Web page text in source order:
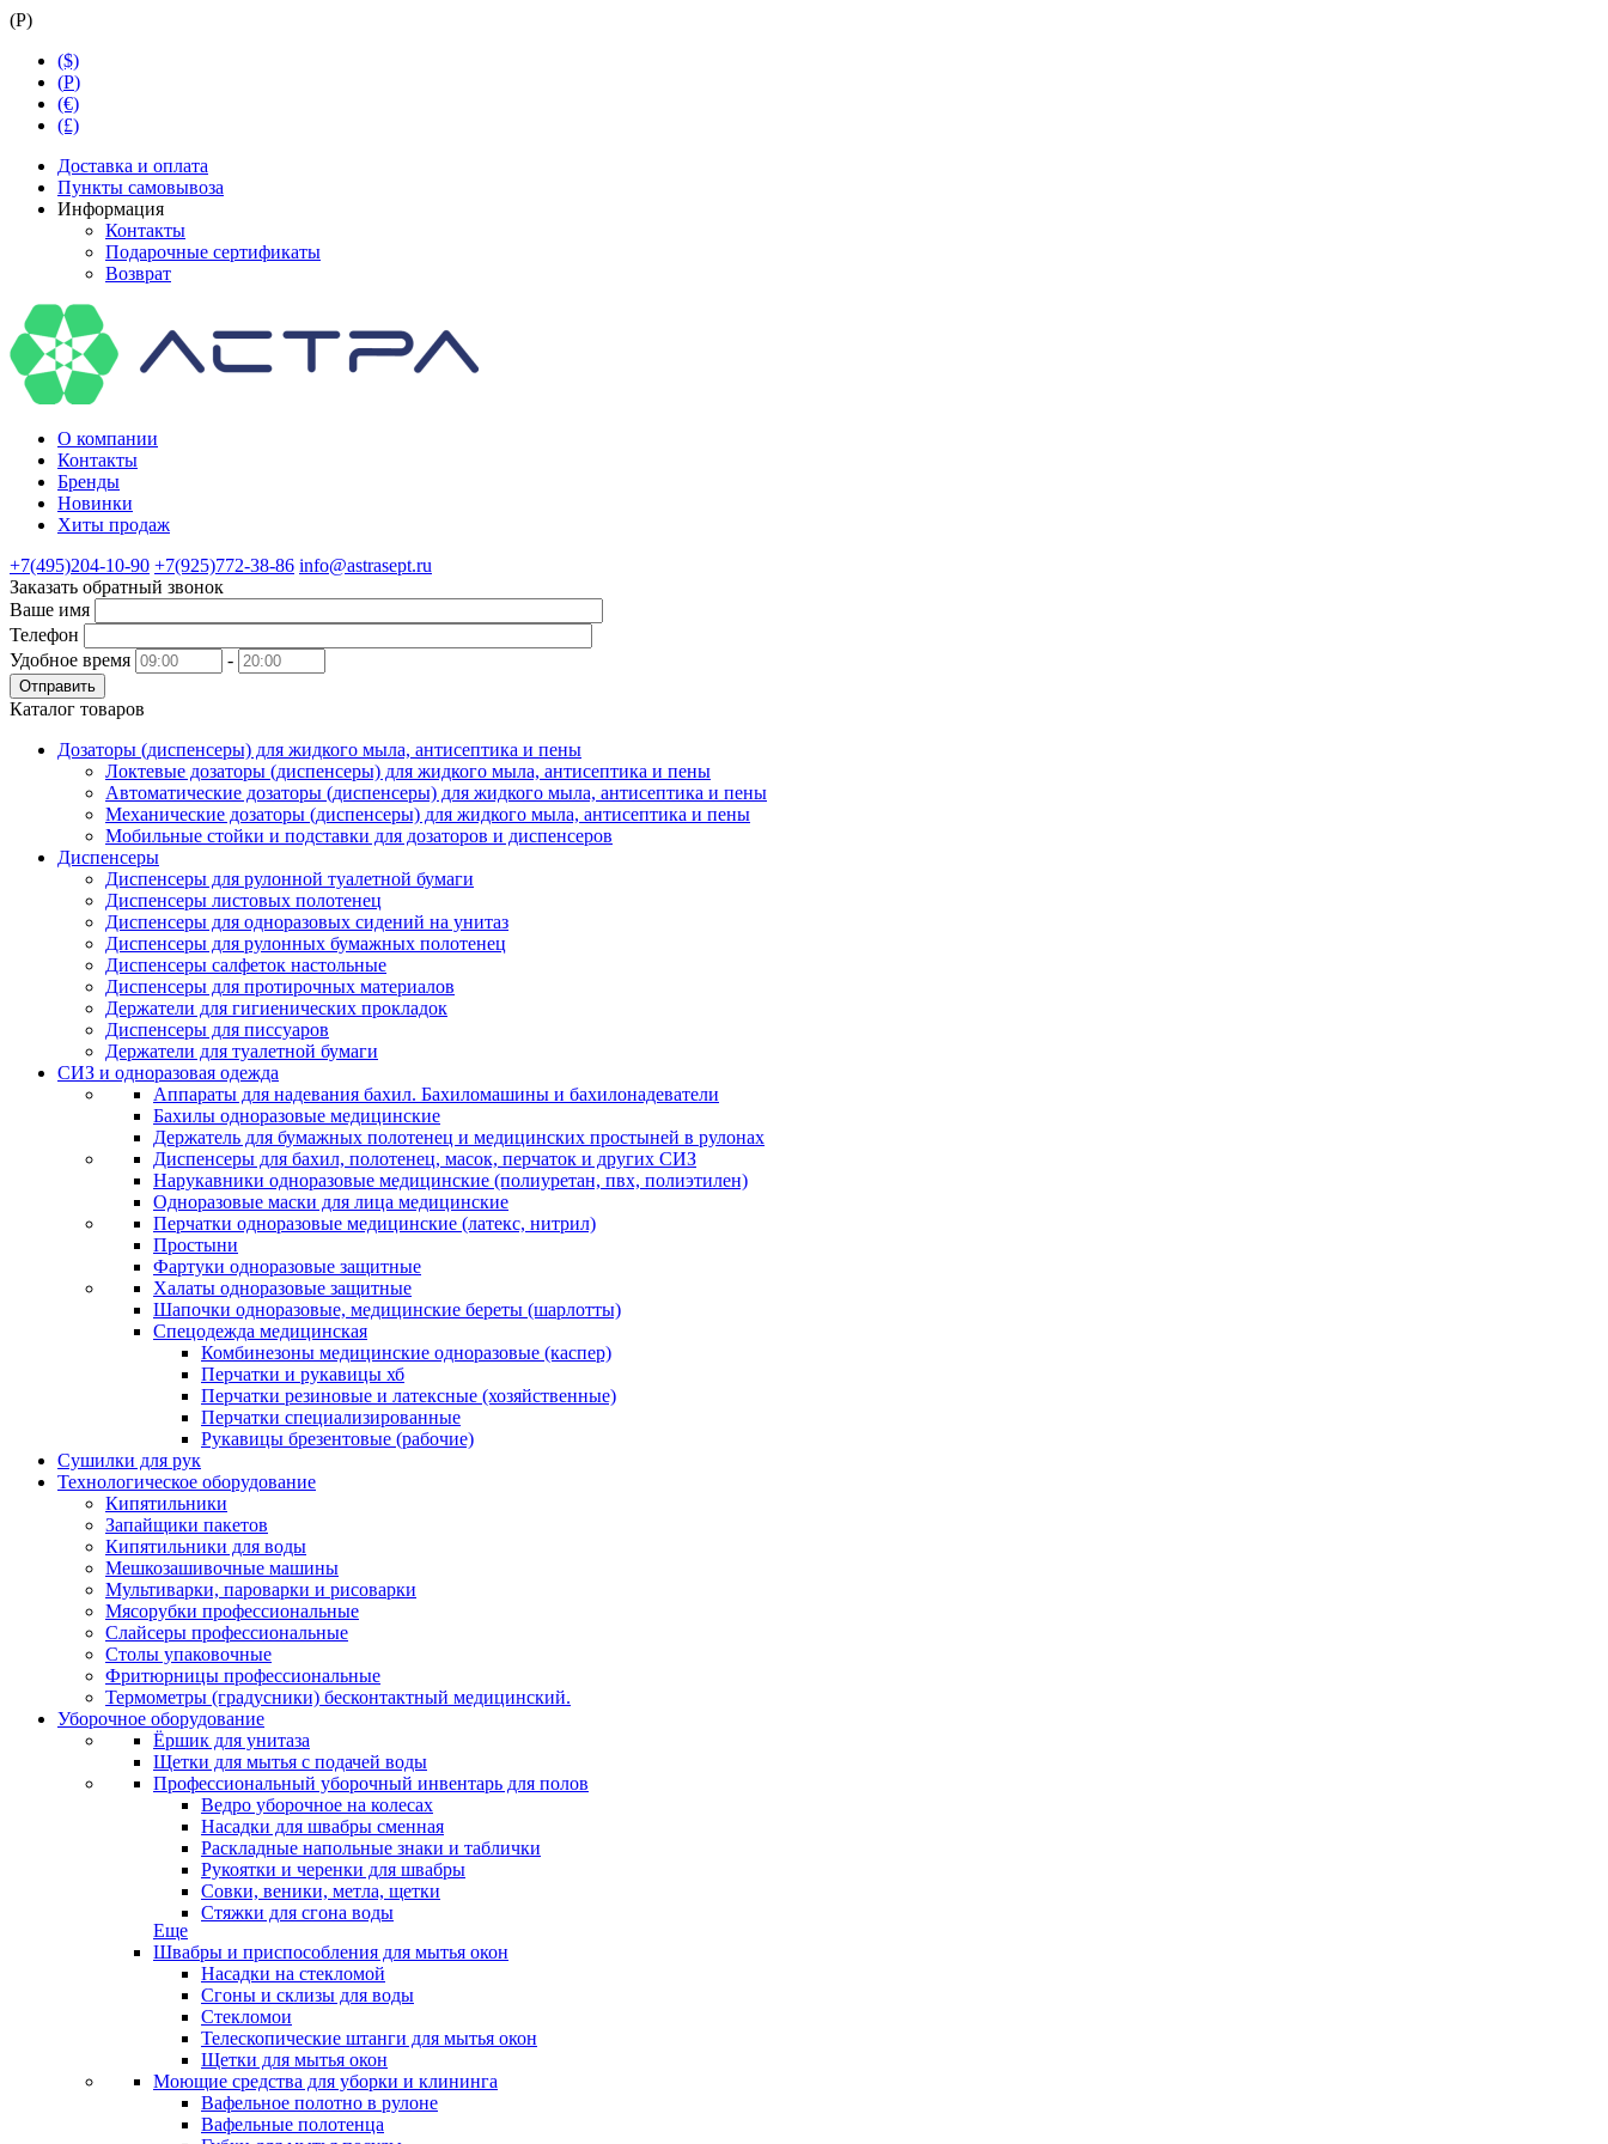
(Р)
($)
(Р)
(€)
(£)
Доставка и оплата
Пункты самовывоза
Информация
Контакты
Подарочные сертификаты
Возврат
О компании
Контакты
Бренды
Новинки
Хиты продаж
+7(495)204-10-90 +7(925)772-38-86 info@astrasept.ru
Заказать обратный звонок
Ваше имя
Телефон
Удобное время
-
Отправить
Каталог товаров
Дозаторы (диспенсеры) для жидкого мыла, антисептика и пены
Локтевые дозаторы (диспенсеры) для жидкого мыла, антисептика и пены
Автоматические дозаторы (диспенсеры) для жидкого мыла, антисептика и пены
Механические дозаторы (диспенсеры) для жидкого мыла, антисептика и пены
Мобильные стойки и подставки для дозаторов и диспенсеров
Диспенсеры
Диспенсеры для рулонной туалетной бумаги
Диспенсеры листовых полотенец
Диспенсеры для одноразовых сидений на унитаз
Диспенсеры для рулонных бумажных полотенец
Диспенсеры салфеток настольные
Диспенсеры для протирочных материалов
Держатели для гигиенических прокладок
Диспенсеры для писсуаров
Держатели для туалетной бумаги
СИЗ и одноразовая одежда
Аппараты для надевания бахил. Бахиломашины и бахилонадеватели
Бахилы одноразовые медицинские
Держатель для бумажных полотенец и медицинских простыней в рулонах
Диспенсеры для бахил, полотенец, масок, перчаток и других СИЗ
Нарукавники одноразовые медицинские (полиуретан, пвх, полиэтилен)
Одноразовые маски для лица медицинские
Перчатки одноразовые медицинские (латекс, нитрил)
Простыни
Фартуки одноразовые защитные
Халаты одноразовые защитные
Шапочки одноразовые, медицинские береты (шарлотты)
Спецодежда медицинская
Комбинезоны медицинские одноразовые (каспер)
Перчатки и рукавицы хб
Перчатки резиновые и латексные (хозяйственные)
Перчатки специализированные
Рукавицы брезентовые (рабочие)
Сушилки для рук
Технологическое оборудование
Кипятильники
Запайщики пакетов
Кипятильники для воды
Мешкозашивочные машины
Мультиварки, пароварки и рисоварки
Мясорубки профессиональные
Слайсеры профессиональные
Столы упаковочные
Фритюрницы профессиональные
Термометры (градусники) бесконтактный медицинский.
Уборочное оборудование
Ёршик для унитаза
Щетки для мытья с подачей воды
Профессиональный уборочный инвентарь для полов
Ведро уборочное на колесах
Насадки для швабры сменная
Раскладные напольные знаки и таблички
Рукоятки и черенки для швабры
Совки, веники, метла, щетки
Стяжки для сгона воды
Еще
Швабры и приспособления для мытья окон
Насадки на стекломой
Сгоны и склизы для воды
Стекломои
Телескопические штанги для мытья окон
Щетки для мытья окон
Моющие средства для уборки и клининга
Вафельное полотно в рулоне
Вафельные полотенца